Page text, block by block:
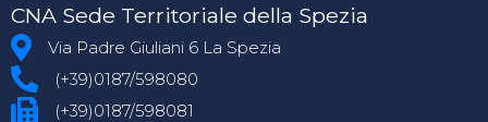
CNA Sede Territoriale della Spezia
Via Padre Giuliani 6 La Spezia
(+39)0187/598080
(+39)0187/598081